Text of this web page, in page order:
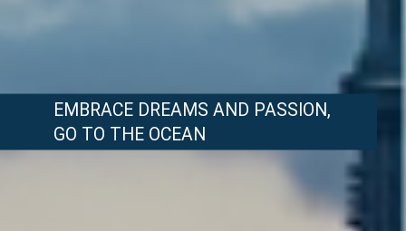
EMBRACE DREAMS AND PASSION,
GO TO THE OCEAN